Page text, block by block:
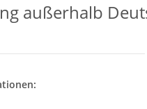
außerhalb